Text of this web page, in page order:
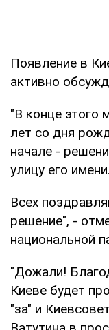
Появление в
активно
"В конце этого
лет со дня
начале -
улицу его имени.
Всех
решение", -
национальной
"Дожали!
Киеве будет
"за" и